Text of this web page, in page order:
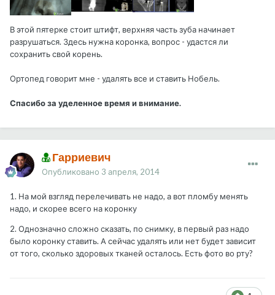
В этой пятерке стоит штифт, верхняя часть зуба начинает
разрушаться. Здесь нужна коронка, вопрос - удастся ли
сохранить свой корень.
Ортопед говорит мне - удалять все и ставить Нобель.
Спасибо за уделенное время и внимание.
Гарриевич
Опубликовано 3 апреля, 2014
1. На мой взгляд перелечивать не надо, а вот пломбу менять
надо, и скорее всего на коронку
2. Однозначно сложно сказать, по снимку, в первый раз надо
было коронку ставить. А сейчас удалять или нет будет зависит
от того, сколько здоровых тканей осталось. Есть фото во рту?